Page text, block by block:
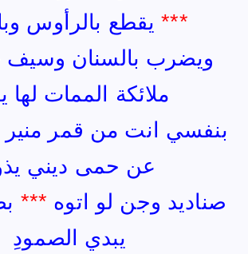
***يقطع بالرأوس
ويضرب بالسنان
ملائكة الممات لها
بنفسي انت من قمر منير
عن حمى ديني
صناديد وجن لو اتوه ***
يبدي الصمودِ